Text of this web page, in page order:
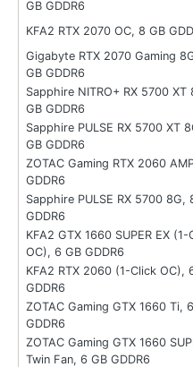
GB GDDR6
KFA2 RTX 2070 OC, 8 GB
Gigabyte RTX 2070 Gaming
GB GDDR6
Sapphire NITRO+ RX 5700 XT
GB GDDR6
Sapphire PULSE RX 5700 XT
GB GDDR6
ZOTAC Gaming RTX 2060
GDDR6
Sapphire PULSE RX 5700 8G,
GDDR6
KFA2 GTX 1660 SUPER EX (1-
OC), 6 GB GDDR6
KFA2 RTX 2060 (1-Click OC),
GDDR6
ZOTAC Gaming GTX 1660 Ti,
GDDR6
ZOTAC Gaming GTX 1660
Twin Fan, 6 GB GDDR6